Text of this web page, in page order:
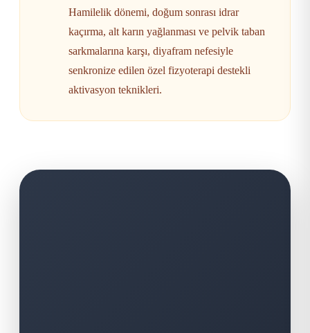
Hamilelik dönemi, doğum sonrası idrar
kaçırma, alt karın yağlanması ve pelvik taban
sarkmalarına karşı, diyafram nefesiyle
senkronize edilen özel fizyoterapi destekli
aktivasyon teknikleri.